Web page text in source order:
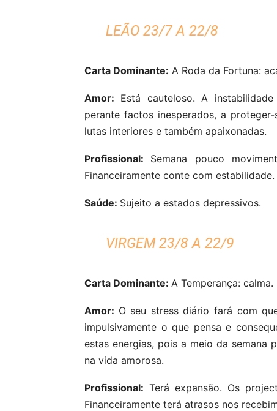
LEÃO 23/7 A 22/8
Carta Dominante: A Roda da Fortuna:
Amor: Está cauteloso. A
perante factos inesperados, a
lutas interiores e também apaixonadas.
Profissional: Semana pouco
Financeiramente conte com estabilidade.
Saúde: Sujeito a estados depressivos.
VIRGEM 23/8 A 22/9
Carta Dominante: A Temperança: calma.
Amor: O seu stress diário fará com
impulsivamente o que pensa e
estas energias, pois a meio da semana
na vida amorosa.
Profissional: Terá expansão. Os
Financeiramente terá atrasos nos